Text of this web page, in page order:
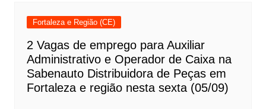
Fortaleza e Região (CE)
2 Vagas de emprego para Auxiliar
Administrativo e Operador de Caixa na
Sabenauto Distribuidora de Peças em
Fortaleza e região nesta sexta (05/09)